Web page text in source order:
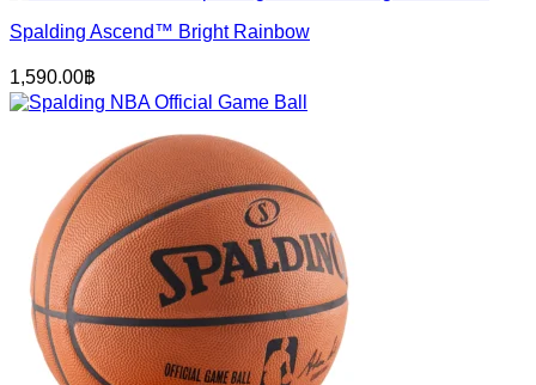
Spalding Ascend™ Bright Rainbow
1,590.00฿